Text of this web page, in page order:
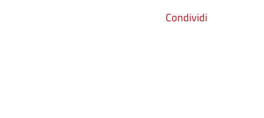
Condividi